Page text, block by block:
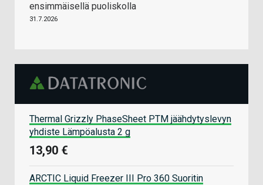
ensimmäisellä puoliskolla
31.7.2026
Thermal Grizzly PhaseSheet PTM jäähdytyslevyn
yhdiste Lämpöalusta 2 g
13,90 €
ARCTIC Liquid Freezer III Pro 360 Suoritin